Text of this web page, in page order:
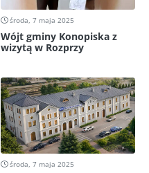
środa, 7 maja 2025
Wójt gminy Konopiska z
wizytą w Rozprzy
środa, 7 maja 2025